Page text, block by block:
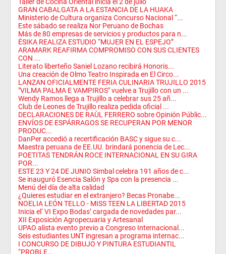
GRAN CABALGATA A LA ESTANCIA DE LA HUAKA
Ministerio de Cultura organiza Concurso Nacional “...
Este sábado se realiza Nor Peruano de Bochas
Más de 80 empresas de servicios y productos para n...
ÉSIKA REALIZA ESTUDIO “MUJER EN EL ESPEJO”
ARAMARK REAFIRMA COMPROMISO CON SUS CLIENTES
CON ...
Literato liberteño Saniel Lozano recibirá Honoris...
Una creación de Olmo Teatro Inspirada en El Circo...
LANZAN OFICIALMENTE FERIA CULINARIA TRUJILLO 2015
"VILMA PALMA E VAMPIROS" vuelve a Trujillo con un ...
Wendy Ramos llega a Trujillo a celebrar sus 25 añ...
Club de Leones de Trujillo realiza pedida oficial ...
DECLARACIONES DE RAÙL FERRERO sobre Opinión Públic...
ENVÍOS DE ESPÁRRAGOS SE RECUPERAN POR MENOR
PRODUC...
DanPer accedió a recertificación BASC y sigue su c...
Maestra peruana de EE.UU. brindará ponencia de Lec...
POETITAS TENDRÁN ROCE INTERNACIONAL EN SU GIRA
POR...
ESTE 23 Y 24 DE JUNIO Simbal celebra 191 años de c...
Se inauguró Esencia Salón y Spa con la presencia ...
Menú del día de alta calidad
¿Quieres estudiar en el extranjero? Becas Pronabe...
NOELIA LEÓN TELLO - MISS TEEN LA LIBERTAD 2015
Inicia el‘ VI Expo Bodas’ cargada de novedades par...
XII Exposición Agropecuaria y Artesanal
UPAO alista evento previo a Congreso Internacional...
Seis estudiantes UNT ingresan a programa internac...
I CONCURSO DE DIBUJO Y PINTURA ESTUDIANTIL
“PROBLE...